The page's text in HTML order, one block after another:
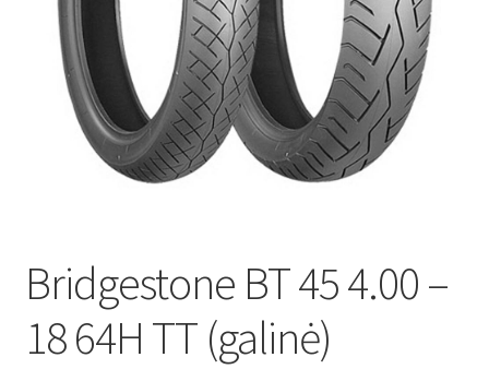
Bridgestone BT 45 4.00 –
18 64H TT (galinė)